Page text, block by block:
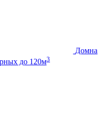
Домна
до 120м3